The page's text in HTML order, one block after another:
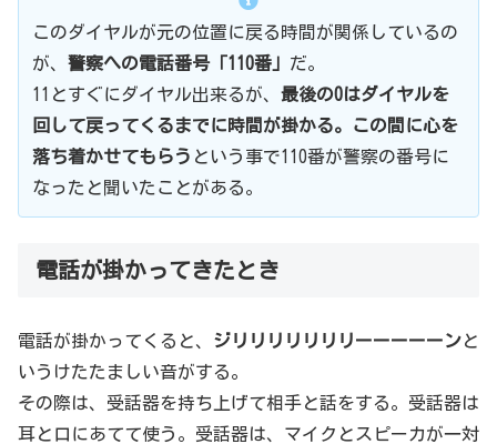
このダイヤルが元の位置に戻る時間が関係しているの
が、 警察への電話番号「110番」 だ。
11とすぐにダイヤル出来るが、 最後の0はダイヤルを
回して戻ってくるまでに時間が掛かる。この間に心を
落ち着かせてもらう という事で110番が警察の番号に
なったと聞いたことがある。
電話が掛かってきたとき
電話が掛かってくると、 ジリリリリリリリーーーーーンと
いうけたたましい音がする。
その際は、受話器を持ち上げて相手と話をする。受話器は
耳と口にあてて使う。受話器は、マイクとスピーカが一対